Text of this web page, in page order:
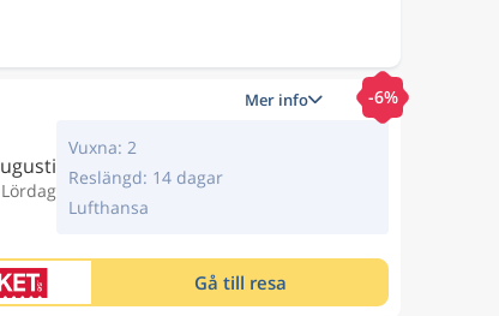
-6%
Mer info
Vuxna: 2
Reslängd: 14 dagar
Lufthansa
Gå till resa